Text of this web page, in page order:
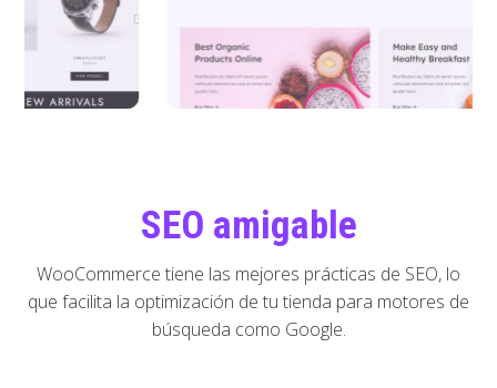
SEO amigable
WooCommerce tiene las mejores prácticas de SEO, lo
que facilita la optimización de tu tienda para motores de
búsqueda como Google.